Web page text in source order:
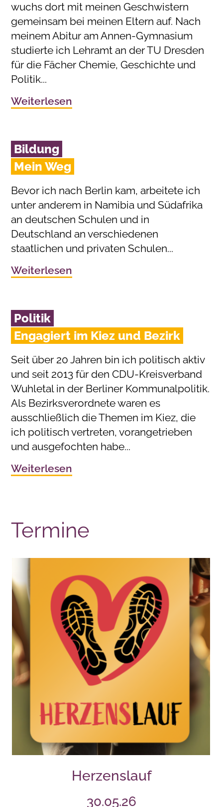
wuchs dort mit meinen Geschwistern
gemeinsam bei meinen Eltern auf. Nach
meinem Abitur am Annen-Gymnasium
studierte ich Lehramt an der TU Dresden
für die Fächer Chemie, Geschichte und
Politik...
Weiterlesen
Bildung
Mein Weg
Bevor ich nach Berlin kam, arbeitete ich
unter anderem in Namibia und Südafrika
an deutschen Schulen und in
Deutschland an verschiedenen
staatlichen und privaten Schulen...
Weiterlesen
Politik
Engagiert im Kiez und Bezirk
Seit über 20 Jahren bin ich politisch aktiv
und seit 2013 für den CDU-Kreisverband
Wuhletal in der Berliner Kommunalpolitik.
Als Bezirksverordnete waren es
ausschließlich die Themen im Kiez, die
ich politisch vertreten, vorangetrieben
und ausgefochten habe...
Weiterlesen
Termine
Herzenslauf
30.05.26